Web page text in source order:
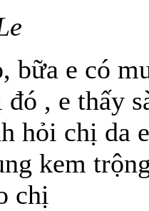
bữa e có
đó , e thấy
hỏi chị da
kem
chị